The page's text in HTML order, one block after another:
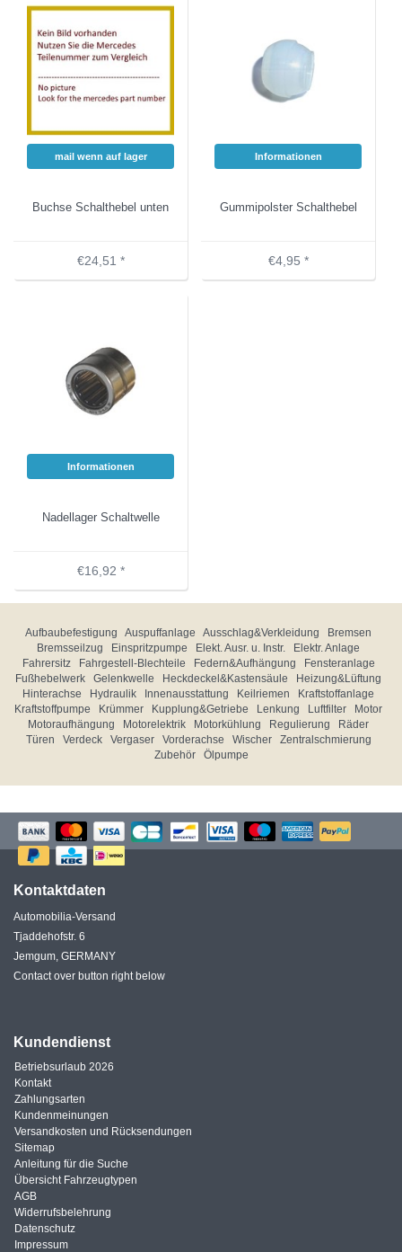
mail wenn auf lager
Buchse Schalthebel unten
€24,51 *
Informationen
Gummipolster Schalthebel
€4,95 *
Informationen
Nadellager Schaltwelle
€16,92 *
Aufbaubefestigung Auspuffanlage Ausschlag&Verkleidung
Bremsen
Bremsseilzug
Einspritzpumpe Elekt. Ausr. u. Instr.
Elektr. Anlage
Fahrersitz
Fahrgestell-Blechteile Federn&Aufhängung
Fensteranlage
Fußhebelwerk
Gelenkwelle Heckdeckel&Kastensäule
Heizung&Lüftung
Hinterachse
Hydraulik Innenausstattung Keilriemen
Kraftstoffanlage
Kraftstoffpumpe
Krümmer Kupplung&Getriebe Lenkung Luftfilter
Motor
Motoraufhängung
Motorelektrik Motorkühlung Regulierung
Räder
Türen
Verdeck Vergaser Vorderachse Wischer
Zentralschmierung
Zubehör
Ölpumpe
Kontaktdaten
Automobilia-Versand
Tjaddehofstr. 6
Jemgum, GERMANY
Contact over button right below
Kundendienst
Betriebsurlaub 2026
Kontakt
Zahlungsarten
Kundenmeinungen
Versandkosten und Rücksendungen
Sitemap
Anleitung für die Suche
Übersicht Fahrzeugtypen
AGB
Widerrufsbelehrung
Datenschutz
Impressum